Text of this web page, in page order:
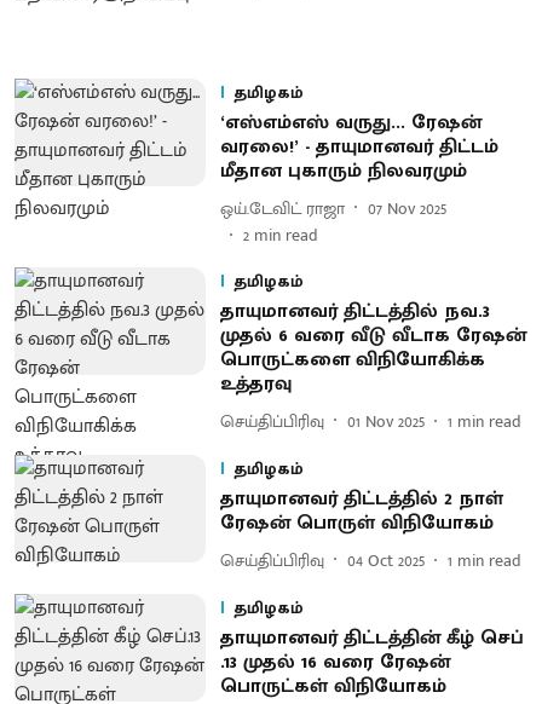
தமிழகம்
‘எஸ்எம்எஸ் வருது... ரேஷன்
வரலை!’ - தாயுமானவர் திட்டம்
மீதான புகாரும் நிலவரமும்
ஒய்.டேவிட் ராஜா
07 Nov 2025
2 min read
தமிழகம்
தாயுமானவர் திட்டத்தில் நவ.3
முதல் 6 வரை வீடு வீடாக ரேஷன்
பொருட்களை விநியோகிக்க
உத்தரவு
செய்திப்பிரிவு 01 Nov 2025 1 min read
தமிழகம்
தாயுமானவர் திட்டத்தில் 2 நாள்
ரேஷன் பொருள் விநியோகம்
செய்திப்பிரிவு 04 Oct 2025 1 min read
தமிழகம்
தாயுமானவர் திட்டத்தின் கீழ் செப்​
.13 முதல் 16 வரை ரேஷன்
பொருட்கள் விநியோகம்